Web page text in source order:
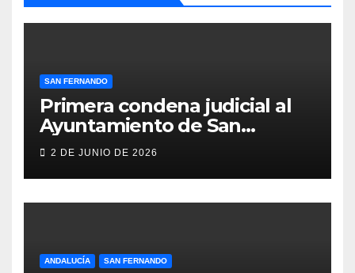
SAN FERNANDO
Primera condena judicial al
Ayuntamiento de San
Fernando por negar
locales lesionados en acto de
servicio
2 DE JUNIO DE 2026
ANDALUCÍA SAN FERNANDO